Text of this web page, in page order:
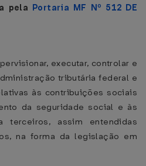
pela Portaria MF Nº 512 DE
executar, controlar e
tributária federal e
às contribuições sociais
da seguridade social e às
terceiros, assim entendidas
na forma da legislação em